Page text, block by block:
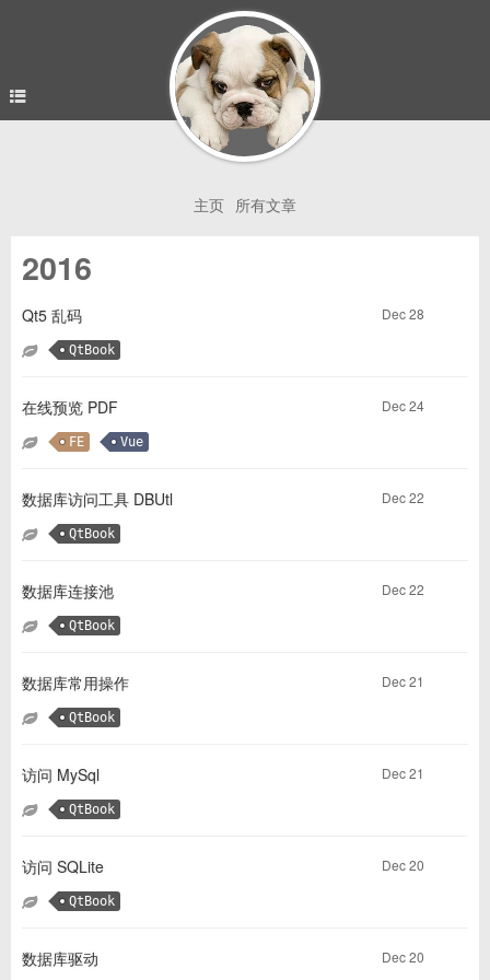
主页 所有文章
2016
Dec 28
Qt5 乱码
QtBook
Dec 24
在线预览 PDF
FE Vue
Dec 22
数据库访问工具 DBUtl
QtBook
Dec 22
数据库连接池
QtBook
Dec 21
数据库常用操作
QtBook
Dec 21
访问 MySql
QtBook
Dec 20
访问 SQLite
QtBook
Dec 20
数据库驱动